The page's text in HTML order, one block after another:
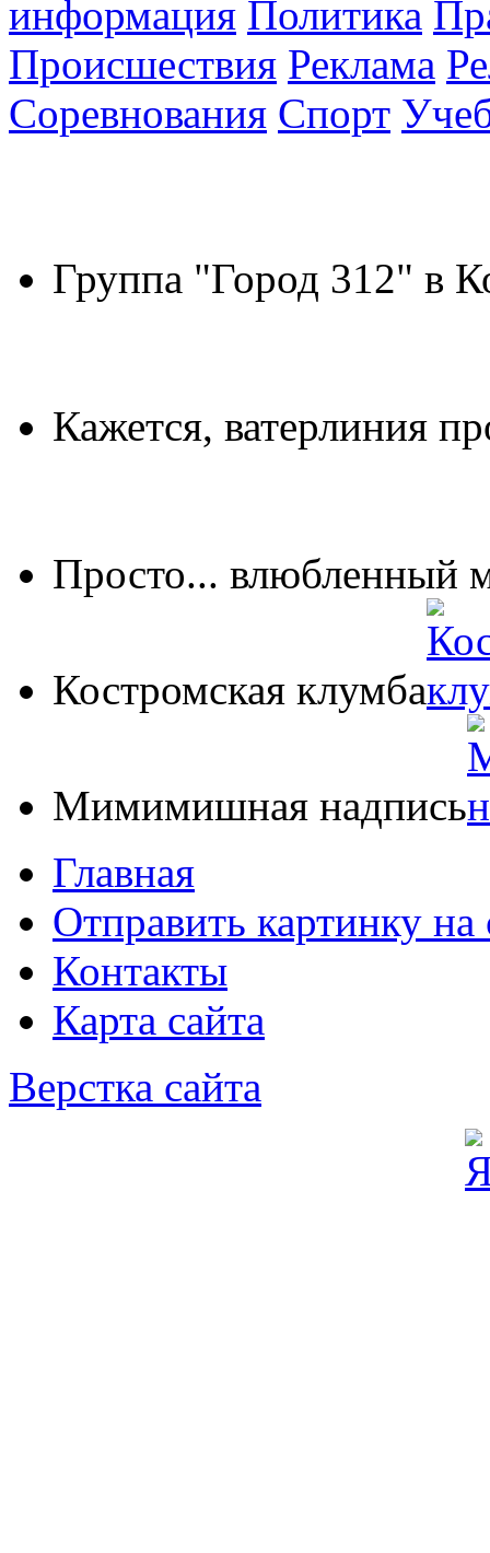
информация Политика
Происшествия Реклама
Соревнования Спорт
Группа "Город 312" в
Кажется, ватерлиния
Просто... влюбленный
Костромская клумба
Мимимишная надпись
Главная
Отправить картинку на
Контакты
Карта сайта
Верстка сайта